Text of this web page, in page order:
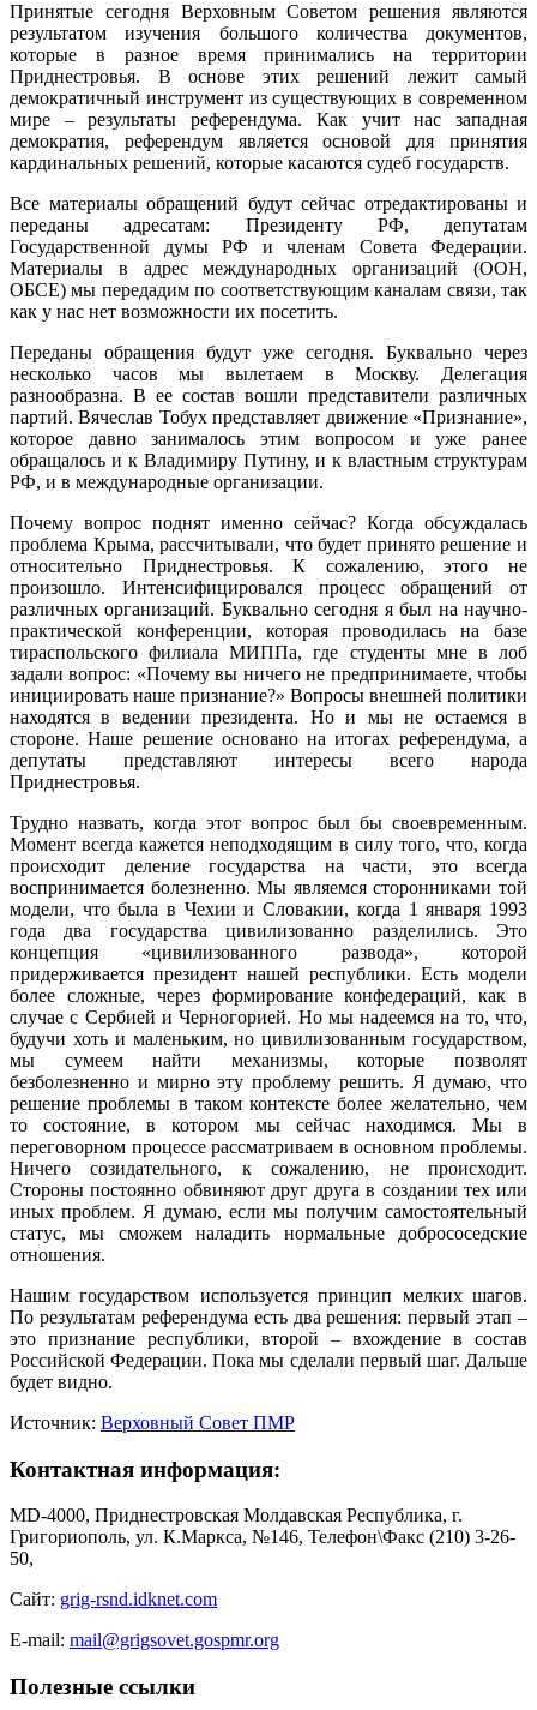
Принятые сегодня Верховным Советом решения являются
результатом изучения большого количества документов,
которые в разное время принимались на территории
Приднестровья. В основе этих решений лежит самый
демократичный инструмент из существующих в современном
мире – результаты референдума. Как учит нас западная
демократия, референдум является основой для принятия
кардинальных решений, которые касаются судеб государств.
Все материалы обращений будут сейчас отредактированы и
переданы адресатам: Президенту РФ, депутатам
Государственной думы РФ и членам Совета Федерации.
Материалы в адрес международных организаций (ООН,
ОБСЕ) мы передадим по соответствующим каналам связи, так
как у нас нет возможности их посетить.
Переданы обращения будут уже сегодня. Буквально через
несколько часов мы вылетаем в Москву. Делегация
разнообразна. В ее состав вошли представители различных
партий. Вячеслав Тобух представляет движение «Признание»,
которое давно занималось этим вопросом и уже ранее
обращалось и к Владимиру Путину, и к властным структурам
РФ, и в международные организации.
Почему вопрос поднят именно сейчас? Когда обсуждалась
проблема Крыма, рассчитывали, что будет принято решение и
относительно Приднестровья. К сожалению, этого не
произошло. Интенсифицировался процесс обращений от
различных организаций. Буквально сегодня я был на научно-
практической конференции, которая проводилась на базе
тираспольского филиала МИППа, где студенты мне в лоб
задали вопрос: «Почему вы ничего не предпринимаете, чтобы
инициировать наше признание?» Вопросы внешней политики
находятся в ведении президента. Но и мы не остаемся в
стороне. Наше решение основано на итогах референдума, а
депутаты представляют интересы всего народа
Приднестровья.
Трудно назвать, когда этот вопрос был бы своевременным.
Момент всегда кажется неподходящим в силу того, что, когда
происходит деление государства на части, это всегда
воспринимается болезненно. Мы являемся сторонниками той
модели, что была в Чехии и Словакии, когда 1 января 1993
года два государства цивилизованно разделились. Это
концепция «цивилизованного развода», которой
придерживается президент нашей республики. Есть модели
более сложные, через формирование конфедераций, как в
случае с Сербией и Черногорией. Но мы надеемся на то, что,
будучи хоть и маленьким, но цивилизованным государством,
мы сумеем найти механизмы, которые позволят
безболезненно и мирно эту проблему решить. Я думаю, что
решение проблемы в таком контексте более желательно, чем
то состояние, в котором мы сейчас находимся. Мы в
переговорном процессе рассматриваем в основном проблемы.
Ничего созидательного, к сожалению, не происходит.
Стороны постоянно обвиняют друг друга в создании тех или
иных проблем. Я думаю, если мы получим самостоятельный
статус, мы сможем наладить нормальные добрососедские
отношения.
Нашим государством используется принцип мелких шагов.
По результатам референдума есть два решения: первый этап –
это признание республики, второй – вхождение в состав
Российской Федерации. Пока мы сделали первый шаг. Дальше
будет видно.
Источник: Верховный Совет ПМР
Контактная информация:
MD-4000, Приднестровская Молдавская Республика, г.
Григориополь, ул. К.Маркса, №146, Телефон\Факс (210) 3-26-
50,
Сайт: grig-rsnd.idknet.com
E-mail: mail@grigsovet.gospmr.org
Полезные ссылки